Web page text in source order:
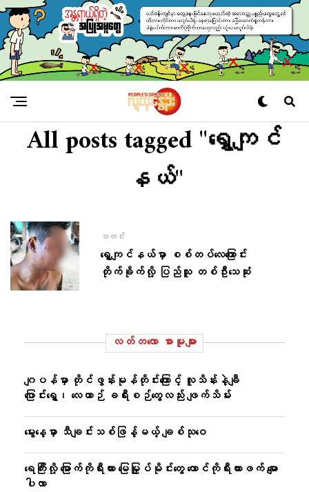
All posts tagged "ရွှေကျင်
နယ်"
သတင်း
ရွှေကျင်နယ်မှာ စစ်တပ်လေကြောင်း
တိုက်ခိုက်လို့ ပြည်သူ တစ်ဦးသေဆုံး
လတ်တ‌လော စာမူများ
ဂျပန်မှာ တိုင်ဖွန်းမုန်တိုင်းကြောင့် လူသိန်းနဲ့ချီ
ပြောင်းရွှေ့၊ လေယာဉ် ခရီးစဉ်တွေလည်း ဖျက်သိမ်း
မွေးနေ့မှာ သီချင်းသစ်ဖြန့်မယ့် ချစ်သုဝေ
ရေကြီးလို့ မြောက်ကိုရီးယား မြေမြှုပ်မိုင်းတွေ တောင်ကိုရီးယားဖက် မျော
ပါလာ